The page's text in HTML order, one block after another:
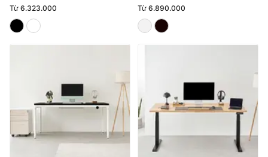
Từ 6.323.000 Từ 6.890.000